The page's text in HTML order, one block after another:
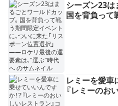
シーズン23は
国を背負って
レミーを愛車
『レミーのお